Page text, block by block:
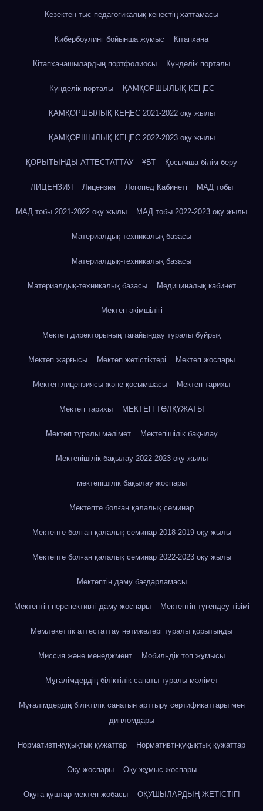
Кезектен тыс педагогикалық кеңестің хаттамасы
Кибербоулинг бойынша жұмыс Кітапхана
Кітапханашылардың портфолиосы Күнделік порталы
Күнделік порталы ҚАМҚОРШЫЛЫҚ КЕҢЕС
ҚАМҚОРШЫЛЫҚ КЕҢЕС 2021-2022 оқу жылы
ҚАМҚОРШЫЛЫҚ КЕҢЕС 2022-2023 оқу жылы
ҚОРЫТЫНДЫ АТТЕСТАТТАУ – ҰБТ Қосымша білім беру
ЛИЦЕНЗИЯ Лицензия Логопед Кабинеті МАД тобы
МАД тобы 2021-2022 оқу жылы МАД тобы 2022-2023 оқу жылы
Материалдық-техникалық базасы
Материалдық-техникалық базасы
Материалдық-техникалық базасы Медициналық кабинет
Мектеп әкімшілігі
Мектеп директорының тағайындау туралы бұйрық
Мектеп жарғысы Мектеп жетістіктері Мектеп жоспары
Мектеп лицензиясы және қосымшасы Мектеп тарихы
Мектеп тарихы МЕКТЕП ТӨЛҚҰЖАТЫ
Мектеп туралы мәлімет Мектепішілік бақылау
Мектепішілік бақылау 2022-2023 оқу жылы
мектепішілік бақылау жоспары
Мектепте болған қалалық семинар
Мектепте болған қалалық семинар 2018-2019 оқу жылы
Мектепте болған қалалық семинар 2022-2023 оқу жылы
Мектептің даму бағдарламасы
Мектептің перспективті даму жоспары Мектептің түгендеу тізімі
Мемлекеттік аттестаттау нәтижелері туралы қорытынды
Миссия және менеджмент Мобильдік топ жұмысы
Мұғалімдердің біліктілік санаты туралы мәлімет
Мұғалімдердің біліктілік санатын арттыру сертификаттары мен
дипломдары
Нормативті-құқықтық құжаттар Нормативті-құқықтық құжаттар
Оку жоспары Оқу жұмыс жоспары
Оқуға құштар мектеп жобасы ОҚУШЫЛАРДЫҢ ЖЕТІСТІГІ